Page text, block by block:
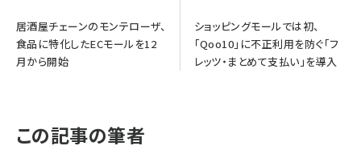
居酒屋チェーンのモンテローザ、
食品に特化したECモールを12
月から開始
ショッピングモールでは初、
「Qoo10」に不正利用を防ぐ「フ
レッツ・まとめて支払い」を導入
この記事の筆者